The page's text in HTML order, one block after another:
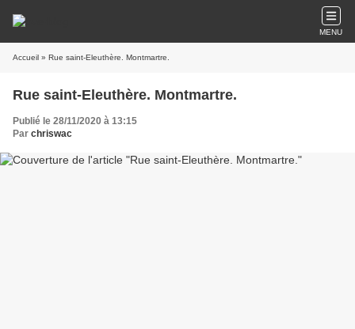
MENU
Accueil » Rue saint-Eleuthère. Montmartre.
Rue saint-Eleuthère. Montmartre.
Publié le 28/11/2020 à 13:15
Par chriswac